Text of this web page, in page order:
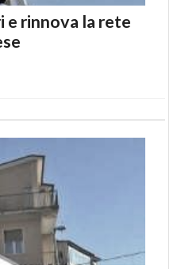
e rinnova la rete